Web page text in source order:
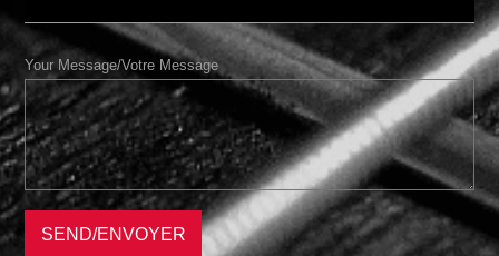
Your Message/Votre Message